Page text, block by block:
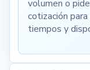
volumen o
cotización
tiempos y